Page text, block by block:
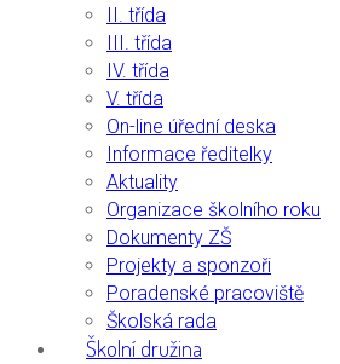
II. třída
III. třída
IV. třída
V. třída
On-line úřední deska
Informace ředitelky
Aktuality
Organizace školního roku
Dokumenty ZŠ
Projekty a sponzoři
Poradenské pracoviště
Školská rada
Školní družina